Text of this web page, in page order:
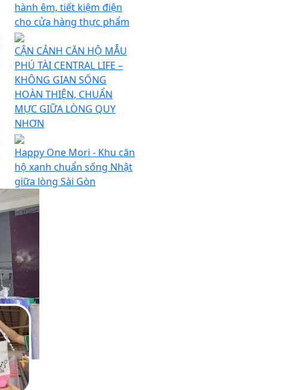
hành êm, tiết kiệm điện
cho cửa hàng thực phẩm
CẬN CẢNH CĂN HỘ MẪU
PHÚ TÀI CENTRAL LIFE –
KHÔNG GIAN SỐNG
HOÀN THIỆN, CHUẨN
MỰC GIỮA LÒNG QUY
NHƠN
Happy One Mori - Khu căn
hộ xanh chuẩn sống Nhật
giữa lòng Sài Gòn